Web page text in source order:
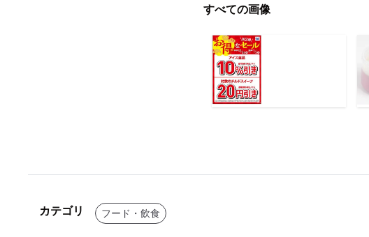
すべての画像
カテゴリ フード・飲食